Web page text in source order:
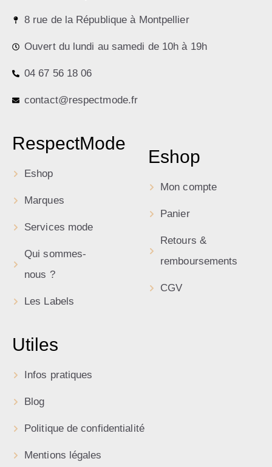
8 rue de la République à Montpellier
Ouvert du lundi au samedi de 10h à 19h
04 67 56 18 06
contact@respectmode.fr
RespectMode
Eshop
Marques
Services mode
Qui sommes-
nous ?
Les Labels
Eshop
Mon compte
Panier
Retours &
remboursements
CGV
Utiles
Infos pratiques
Blog
Politique de confidentialité
Mentions légales